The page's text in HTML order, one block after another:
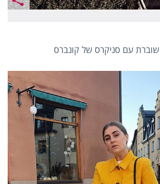
עם סניקרס של קונברס